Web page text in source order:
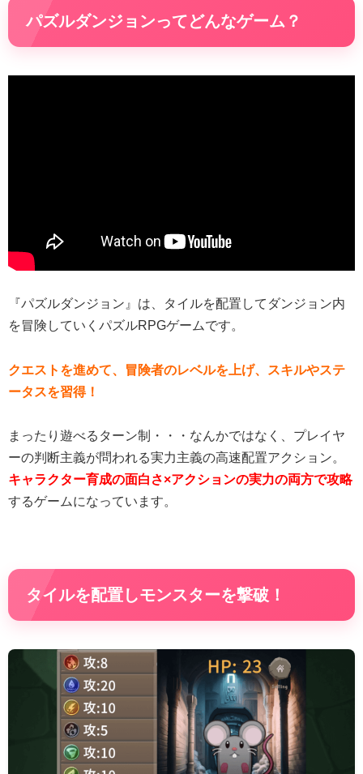
パズルダンジョンってどんなゲーム？
『パズルダンジョン』は、タイルを配置してダンジョン内
を冒険していくパズルRPGゲームです。
クエストを進めて、冒険者のレベルを上げ、スキルやステ
ータスを習得！
まったり遊べるターン制・・・なんかではなく、プレイヤ
ーの判断主義が問われる実力主義の高速配置アクション。
キャラクター育成の面白さ×アクションの実力の両方で攻略
するゲームになっています。
タイルを配置しモンスターを撃破！